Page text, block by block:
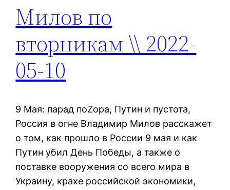
Милов по
вторникам \\ 2022-
05-10
9 Мая: парад поZoра, Путин и пустота,
Россия в огне Владимир Милов расскажет
о том, как прошло в России 9 мая и как
Путин убил День Победы, а также о
поставке вооружения со всего мира в
Украину, крахе российской экономики,